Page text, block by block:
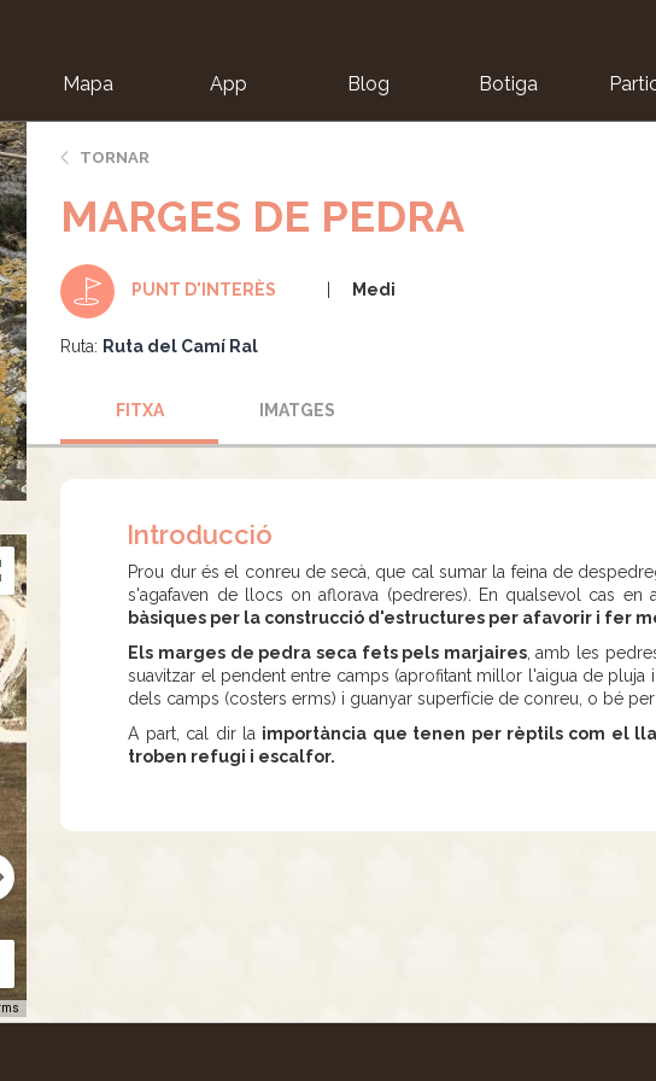
Mapa App Blog Botiga
TORNAR
MARGES DE PEDRA
PUNT D'INTERÈS Medi
Ruta: Ruta del Camí Ral
FITXA IMATGES
Introducció
Prou dur és el conreu de secà, que cal sumar la feina de
s'agafaven de llocs on aflorava (pedreres). En qualsevol cas en
bàsiques per la construcció d'estructures per afavorir i fer
Els marges de pedra seca fets pels marjaires, amb les
suavitzar el pendent entre camps (aprofitant millor l'aigua de
dels camps (costers erms) i guanyar superfície de conreu, o bé
A part, cal dir la importància que tenen per rèptils com el
troben refugi i escalfor.